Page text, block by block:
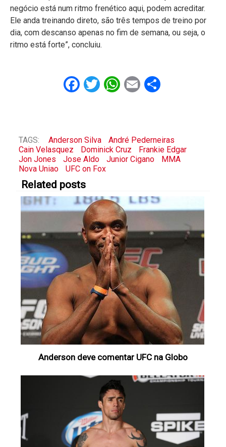
negócio está num ritmo frenético aqui, podem acreditar.
Ele anda treinando direto, são três tempos de treino por
dia, com descanso apenas no fim de semana, ou seja, o
ritmo está forte”, concluiu.
Facebook
Twitter
WhatsApp
EmailShare
TAGS: Anderson Silva
André Pederneiras
Cain Velasquez
Dominick Cruz
Frankie Edgar
Jon Jones
Jose Aldo Junior Cigano
MMA
Nova Uniao
UFC on Fox
Related posts
Anderson deve comentar UFC na Globo